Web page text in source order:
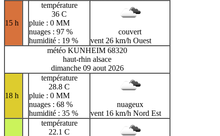
15 h
température
36 C
pluie : 0 MM
nuages : 97 %
humidité : 19 %
couvert
vent 26 km/h Ouest
météo KUNHEIM 68320
haut-rhin alsace
dimanche 09 aout 2026
18 h
température
28.8 C
pluie : 0 MM
nuages : 68 %
humidité : 35 %
nuageux
vent 16 km/h Nord Est
température
22.1 C